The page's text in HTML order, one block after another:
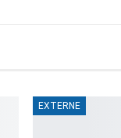
EXTERNE